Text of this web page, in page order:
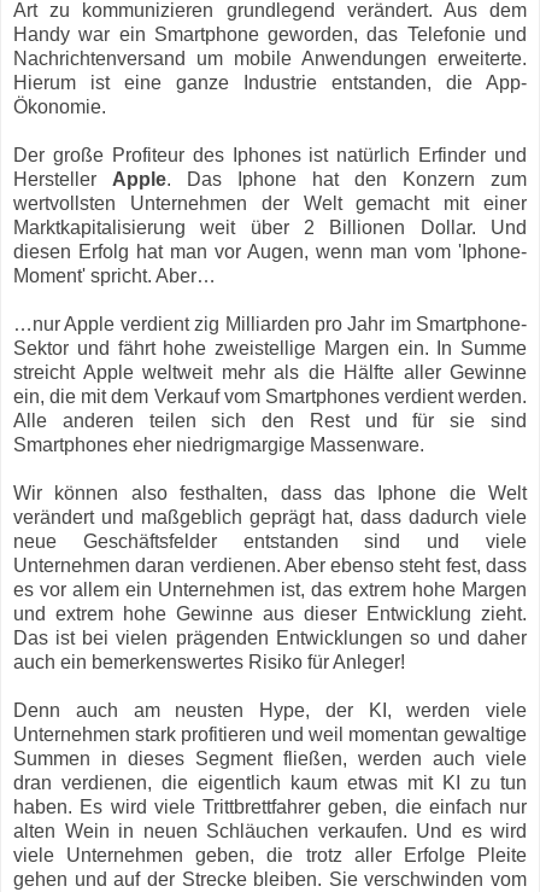
Art zu kommunizieren grundlegend verändert. Aus dem
Handy war ein Smartphone geworden, das Telefonie und
Nachrichtenversand um mobile Anwendungen erweiterte.
Hierum ist eine ganze Industrie entstanden, die App-
Ökonomie.
Der große Profiteur des Iphones ist natürlich Erfinder und
Hersteller Apple. Das Iphone hat den Konzern zum
wertvollsten Unternehmen der Welt gemacht mit einer
Marktkapitalisierung weit über 2 Billionen Dollar. Und
diesen Erfolg hat man vor Augen, wenn man vom 'Iphone-
Moment' spricht. Aber…
…nur Apple verdient zig Milliarden pro Jahr im Smartphone-
Sektor und fährt hohe zweistellige Margen ein. In Summe
streicht Apple weltweit mehr als die Hälfte aller Gewinne
ein, die mit dem Verkauf vom Smartphones verdient werden.
Alle anderen teilen sich den Rest und für sie sind
Smartphones eher niedrigmargige Massenware.
Wir können also festhalten, dass das Iphone die Welt
verändert und maßgeblich geprägt hat, dass dadurch viele
neue Geschäftsfelder entstanden sind und viele
Unternehmen daran verdienen. Aber ebenso steht fest, dass
es vor allem ein Unternehmen ist, das extrem hohe Margen
und extrem hohe Gewinne aus dieser Entwicklung zieht.
Das ist bei vielen prägenden Entwicklungen so und daher
auch ein bemerkenswertes Risiko für Anleger!
Denn auch am neusten Hype, der KI, werden viele
Unternehmen stark profitieren und weil momentan gewaltige
Summen in dieses Segment fließen, werden auch viele
dran verdienen, die eigentlich kaum etwas mit KI zu tun
haben. Es wird viele Trittbrettfahrer geben, die einfach nur
alten Wein in neuen Schläuchen verkaufen. Und es wird
viele Unternehmen geben, die trotz aller Erfolge Pleite
gehen und auf der Strecke bleiben. Sie verschwinden vom